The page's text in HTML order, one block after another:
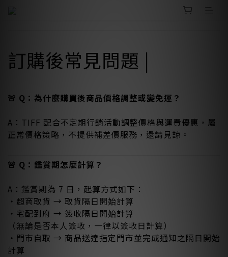
訂購後常見問題 |
🚨 Q：為什麼購買後商品價格調整或變免運？
A：TIFF 配合不定期行銷活動調整價格與運費優惠，屬
正常價格策略，不提供補差價服務，還請見諒。
🚨 Q：鑑賞期怎麼計算？
A：鑑賞期為 7 日，起算方式如下：
・超商取貨 → 取貨隔日開始計算
・宅配到府 → 簽收隔日開始計算
（無論是否本人簽收，一律以簽收日計算）
・門市自取 → 商品送達指定門市並完成通知之隔日開始
計算